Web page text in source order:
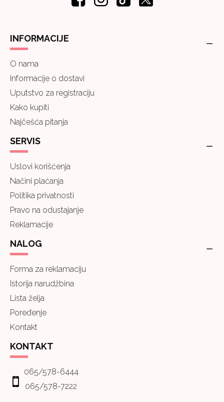
INFORMACIJE
O nama
Informacije o dostavi
Uputstvo za registraciju
Kako kupiti
Najčešća pitanja
SERVIS
Uslovi korišćenja
Načini plaćanja
Politika privatnosti
Pravo na odustajanje
Reklamacije
NALOG
Forma za reklamaciju
Istorija narudžbina
Lista želja
Poređenje
Kontakt
KONTAKT
065/578-6444
065/578-7222